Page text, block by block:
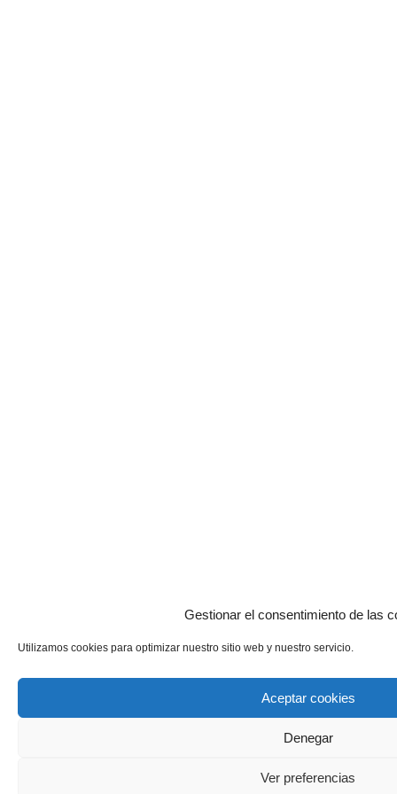
Gestionar el consentimiento de las
Utilizamos cookies para optimizar nuestro sitio web y nuestro servicio.
Aceptar cookies
Denegar
Ver preferencias